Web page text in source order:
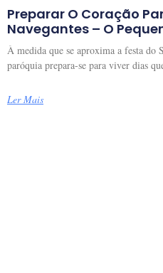
Preparar O Coração
Navegantes – O
À medida que se aproxima a festa do
paróquia prepara-se para viver dias
Ler Mais